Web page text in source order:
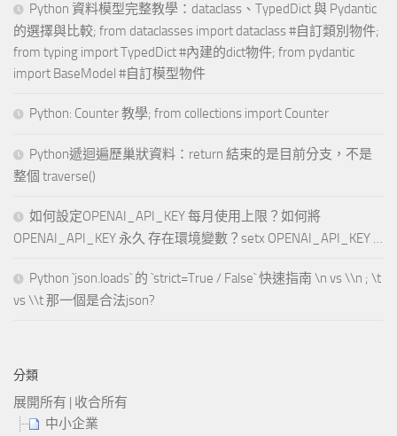
Python 資料模型完整教學：dataclass、TypedDict 與 Pydantic
的選擇與比較; from dataclasses import dataclass #自訂類別物件;
from typing import TypedDict #內建的dict物件; from pydantic
import BaseModel #自訂模型物件
Python: Counter 教學; from collections import Counter
Python遞迴遍歷巢狀資料：return 結束的是目前分支，不是
整個 traverse()
如何設定OPENAI_API_KEY 每月使用上限？如何將
OPENAI_API_KEY 永久 存在環境變數？setx OPENAI_API_KEY …
Python `json.loads` 的 `strict=True / False` 快速指南 \n vs \\n ; \t
vs \\t 那一個是合法json?
分類
展開所有 | 收合所有
中小企業